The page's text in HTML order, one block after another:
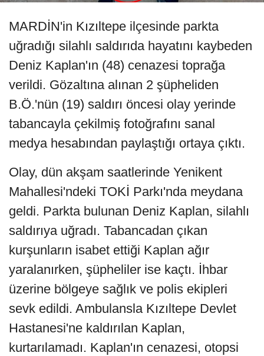
MARDİN'in Kızıltepe ilçesinde parkta
uğradığı silahlı saldırıda hayatını kaybeden
Deniz Kaplan'ın (48) cenazesi toprağa
verildi. Gözaltına alınan 2 şüpheliden
B.Ö.'nün (19) saldırı öncesi olay yerinde
tabancayla çekilmiş fotoğrafını sanal
medya hesabından paylaştığı ortaya çıktı.
Olay, dün akşam saatlerinde Yenikent
Mahallesi'ndeki TOKİ Parkı'nda meydana
geldi. Parkta bulunan Deniz Kaplan, silahlı
saldırıya uğradı. Tabancadan çıkan
kurşunların isabet ettiği Kaplan ağır
yaralanırken, şüpheliler ise kaçtı. İhbar
üzerine bölgeye sağlık ve polis ekipleri
sevk edildi. Ambulansla Kızıltepe Devlet
Hastanesi'ne kaldırılan Kaplan,
kurtarılamadı. Kaplan'ın cenazesi, otopsi